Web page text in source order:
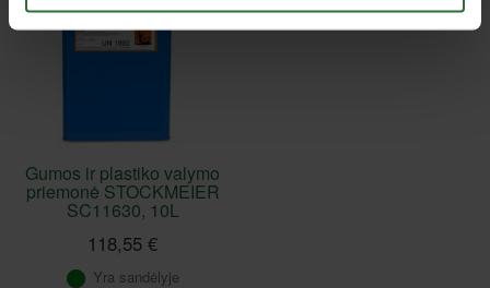
Gumos ir plastiko valymo
priemonė STOCKMEIER
SC11630, 10L
118,55 €
Yra sandėlyje